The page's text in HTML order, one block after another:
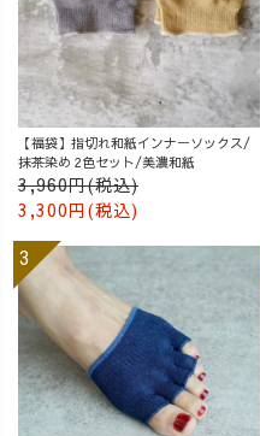
【福袋】指切れ和紙インナーソックス/
抹茶染め 2色セット/美濃和紙
3,960円(税込)
3,300円(税込)